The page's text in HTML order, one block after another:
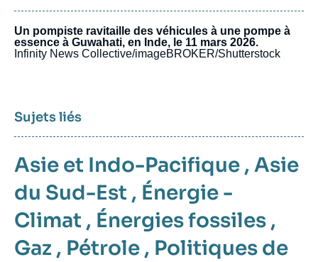
Un pompiste ravitaille des véhicules à une pompe à
essence à Guwahati, en Inde, le 11 mars 2026.
Infinity News Collective/imageBROKER/Shutterstock
Sujets liés
Asie et Indo-Pacifique , Asie
du Sud-Est , Énergie -
Climat , Énergies fossiles ,
Gaz , Pétrole , Politiques de